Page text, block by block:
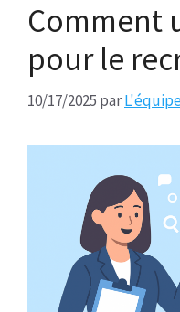
Comment
pour le
10/17/2025 par